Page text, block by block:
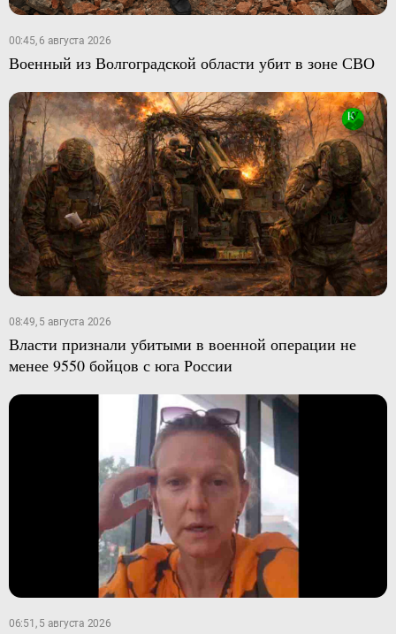
00:45, 6 августа 2026
Военный из Волгоградской области убит в зоне СВО
08:49, 5 августа 2026
Власти признали убитыми в военной операции не
менее 9550 бойцов с юга России
06:51, 5 августа 2026